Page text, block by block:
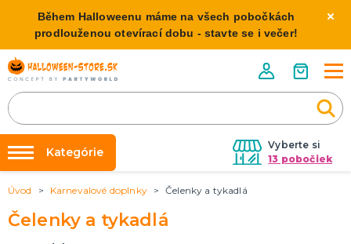
Během Halloweenu máme na všech pobočkách
prodlouženou otevírací dobu - stavte se i večer!
Vyberte si
13 pobočiek
Požičovňa kostýmov
Výzdoba na kľúč
Kategórie
HALLOWEENSKE KOSTÝMY
Dámske Halloween kostýmy
Úvod Karnevalové doplnky Čelenky a tykadlá
Čelenky a tykadlá